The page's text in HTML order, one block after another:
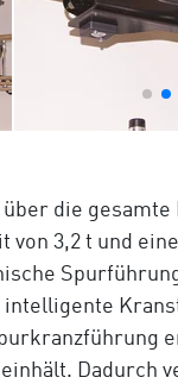
die
3,2 t und